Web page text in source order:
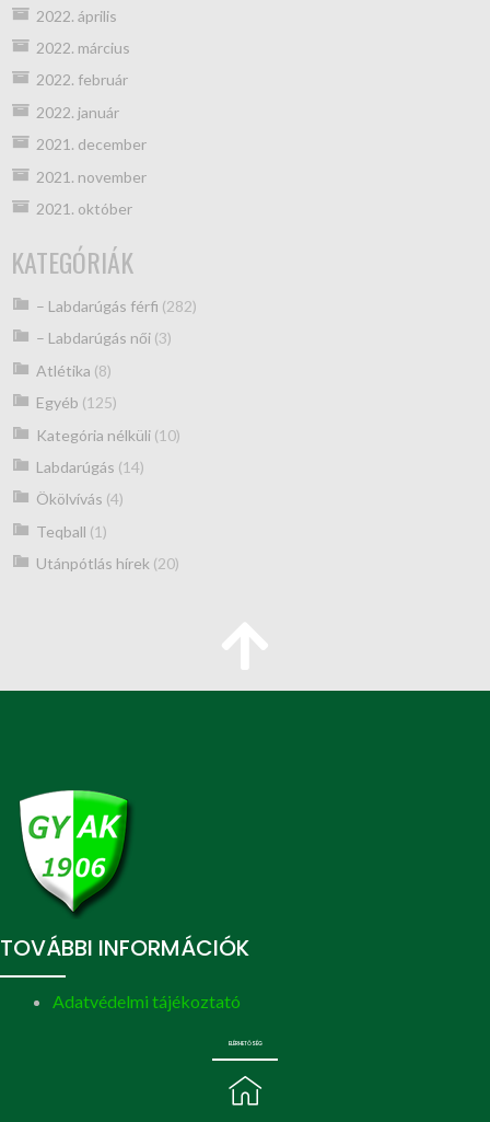
2022. április
2022. március
2022. február
2022. január
2021. december
2021. november
2021. október
KATEGÓRIÁK
– Labdarúgás férfi (282)
– Labdarúgás női(3)
Atlétika (8)
Egyéb (125)
Kategória nélküli(10)
Labdarúgás (14)
Ökölvívás (4)
Teqball (1)
Utánpótlás hírek (20)
TOVÁBBI INFORMÁCIÓK
Adatvédelmi tájékoztató
ELÉRHETŐSÉG